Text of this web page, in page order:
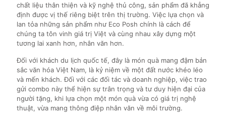
chất liệu thân thiện và kỹ nghệ thủ công, sản phẩm đã khẳng
định được vị thế riêng biệt trên thị trường. Việc lựa chọn và
lan tỏa những sản phẩm như Eco Posh chính là cách để
chúng ta tôn vinh giá trị Việt và cùng nhau xây dựng một
tương lai xanh hơn, nhân văn hơn.
Đối với khách du lịch quốc tế, đây là món quà mang đậm bản
sắc văn hóa Việt Nam, là kỷ niệm về một đất nước khéo léo
và mến khách. Đối với các đối tác và doanh nghiệp, việc trao
gửi combo này thể hiện sự trân trọng và tư duy hiện đại của
người tặng, khi lựa chọn một món quà vừa có giá trị nghệ
thuật, vừa mang thông điệp nhân văn về môi trường.